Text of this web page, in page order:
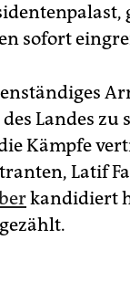
sofort
Landes zu
Kämpfe
Latif
kandidiert